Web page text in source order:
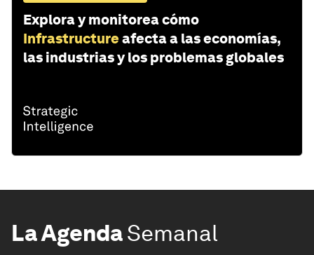
Explora y monitorea cómo
Infrastructure afecta a las economías,
las industrias y los problemas globales
La AgendaSemanal